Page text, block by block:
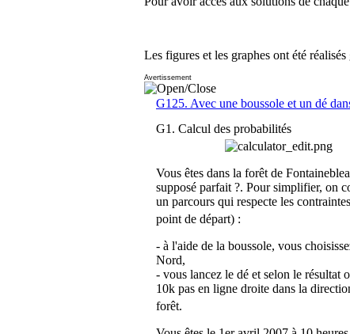
Les figures et les graphes ont été
Avertissement
G125. Avec une boussole et un dé
G1. Calcul des probabilités
Vous êtes dans la forêt de
supposé parfait ?. Pour simplifier, on
un parcours qui respecte les
point de départ) :
- à l'aide de la boussole, vous
Nord,
- vous lancez le dé et selon le résultat
10k pas en ligne droite dans la
forêt.